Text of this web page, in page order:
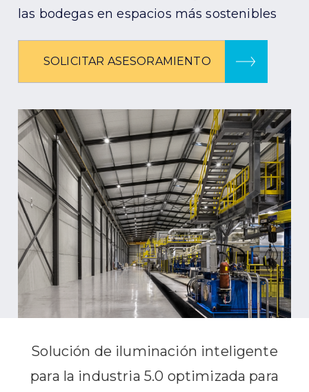
las bodegas en espacios más sostenibles
SOLICITAR ASESORAMIENTO
Solución de iluminación inteligente
para la industria 5.0 optimizada para